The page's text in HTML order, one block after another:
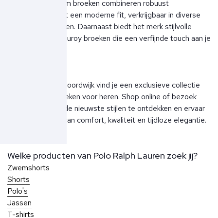
keuze. Deze denim broeken combineren robuust
vakmanschap met een moderne fit, verkrijgbaar in diverse
wassingen en stijlen. Daarnaast biedt het merk stijlvolle
pantalons en corduroy broeken die een verfijnde touch aan je
Bij Ben Borst in Noordwijk vind je een exclusieve collectie
Ralph Lauren broeken voor heren. Shop online of bezoek
onze winkels om de nieuwste stijlen te ontdekken en ervaar
de perfecte mix van comfort, kwaliteit en tijdloze elegantie.
Welke producten van Polo Ralph Lauren zoek jij?
Zwemshorts
Shorts
Polo's
Jassen
T-shirts